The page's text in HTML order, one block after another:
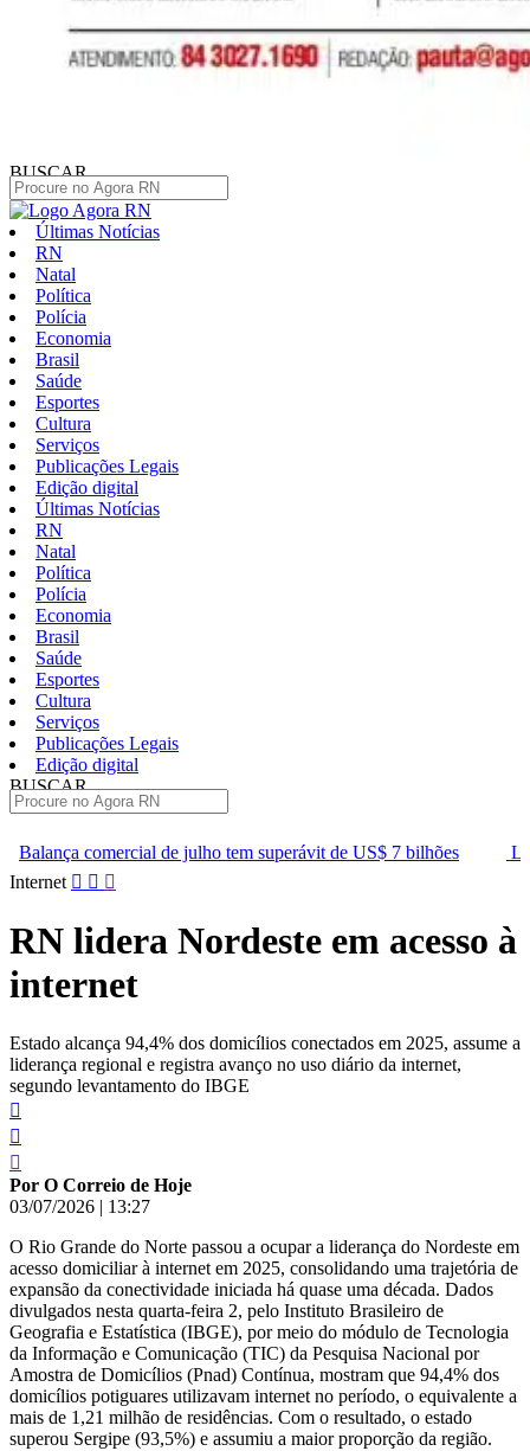
BUSCAR
Últimas Notícias
RN
Natal
Política
Polícia
Economia
Brasil
Saúde
Esportes
Cultura
Serviços
Publicações Legais
Edição digital
Últimas Notícias
RN
Natal
Política
Polícia
Economia
Brasil
Saúde
Esportes
Cultura
Serviços
Publicações Legais
Edição digital
BUSCAR
julho tem superávit de US$ 7 bilhões
Lei que aumenta
Pular
conteúdo
Internet
RN lidera Nordeste em acesso à
internet
Estado alcança 94,4% dos domicílios conectados em 2025, assume a
liderança regional e registra avanço no uso diário da internet,
segundo levantamento do IBGE
Por O Correio de Hoje
03/07/2026 | 13:27
O Rio Grande do Norte passou a ocupar a liderança do Nordeste em
acesso domiciliar à internet em 2025, consolidando uma trajetória de
expansão da conectividade iniciada há quase uma década. Dados
divulgados nesta quarta-feira 2, pelo Instituto Brasileiro de
Geografia e Estatística (IBGE), por meio do módulo de Tecnologia
da Informação e Comunicação (TIC) da Pesquisa Nacional por
Amostra de Domicílios (Pnad) Contínua, mostram que 94,4% dos
domicílios potiguares utilizavam internet no período, o equivalente a
mais de 1,21 milhão de residências. Com o resultado, o estado
superou Sergipe (93,5%) e assumiu a maior proporção da região.